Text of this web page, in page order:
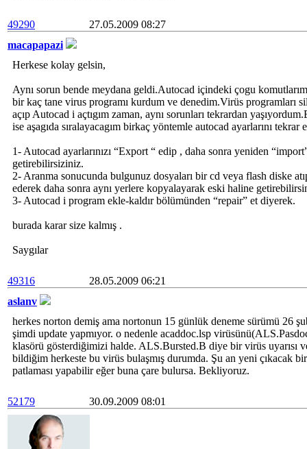
49290
27.05.2009 08:27
macapapazi
Herkese kolay gelsin,
Aynı sorun bende meydana geldi.Autocad içindeki çogu
bir kaç tane virus programı kurdum ve denedim.Virüs programları
açıp Autocad i açtıgım zaman, aynı sorunları tekrardan
ise aşagıda sıralayacagım birkaç yöntemle autocad ayarlarını
1- Autocad ayarlarınızı “Export “ edip , daha sonra yeniden
getirebilirsiziniz.
2- Aranma sonucunda bulgunuz dosyaları bir cd veya flash diske
ederek daha sonra aynı yerlere kopyalayarak eski haline
3- Autocad i program ekle-kaldır bölümünden “repair” et diyerek.
burada karar size kalmış .
Saygılar
49316
28.05.2009 06:21
aslanv
herkes norton demiş ama nortonun 15 günlük deneme sürümü 26
şimdi update yapmıyor. o nedenle acaddoc.lsp
klasörü gösterdiğimizi halde. ALS.Bursted.B diye bir virüs uyarısı
bildiğim herkeste bu virüs bulaşmış durumda. Şu an yeni çıkacak bir
patlaması yapabilir eğer buna çare bulursa. Bekliyoruz.
52179 30.09.2009 08:01